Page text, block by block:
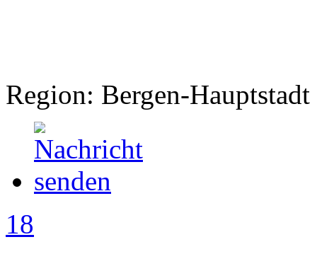
Region: Bergen-Hauptstadt
18